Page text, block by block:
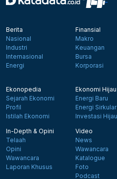
Berita
Nasional
Industri
Internasional
Energi
Finansial
Makro
Keuangan
Bursa
Korporasi
Ekonopedia
Sejarah Ekonomi
Profil
Istilah Ekonomi
Ekonomi Hijau
Energi Baru
Energi Sirkular
Investasi Hijau
In-Depth & Opini
Telaah
Opini
Wawancara
Laporan Khusus
Video
News
Wawancara
Katalogue
Foto
Podcast